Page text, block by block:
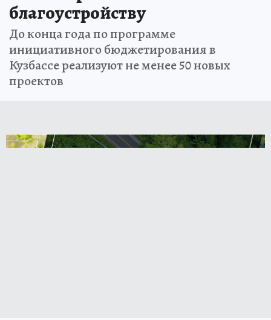
благоустройству
До конца года по программе
инициативного бюджетирования в
Кузбассе реализуют не менее 50 новых
проектов